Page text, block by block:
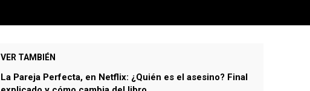
VER TAMBIÉN
La Pareja Perfecta, en Netflix: ¿Quién es el asesino? Final